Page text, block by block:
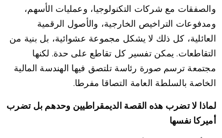
والصفقات مع شركات التكنولوجيا، وعمليات الأسهم،
ومدفوعات التراخيص الخارجية، والأصول الرقمية
العائلية، كل ذلك لا يشكل مجموعة عشوائية، بل بنية من
التقاطعات. يمكن تفسير كل تقاطع على حدة. لكنها
مجتمعة ترسم صورة رئاسة تلتصق فيها الهندسة المالية
الخاصة بالسلطة العامة التصاقا مفرطا.
لماذا لا تضرب هذه القصة الديمقراطيين وحدهم بل تضرب
أميركا نفسها